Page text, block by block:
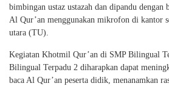
bimbingan ustaz ustazah dan dipandu dengan
Al Qur’an menggunakan mikrofon di kantor
utara (TU).
Kegiatan Khotmil Qur’an di SMP Bilingual
Bilingual Terpadu 2 diharapkan dapat
baca Al Qur’an peserta didik, menanamkan